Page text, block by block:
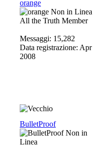
orange
All the Truth Member
Messaggi: 15,282
Data registrazione: Apr
2008
BulletProof